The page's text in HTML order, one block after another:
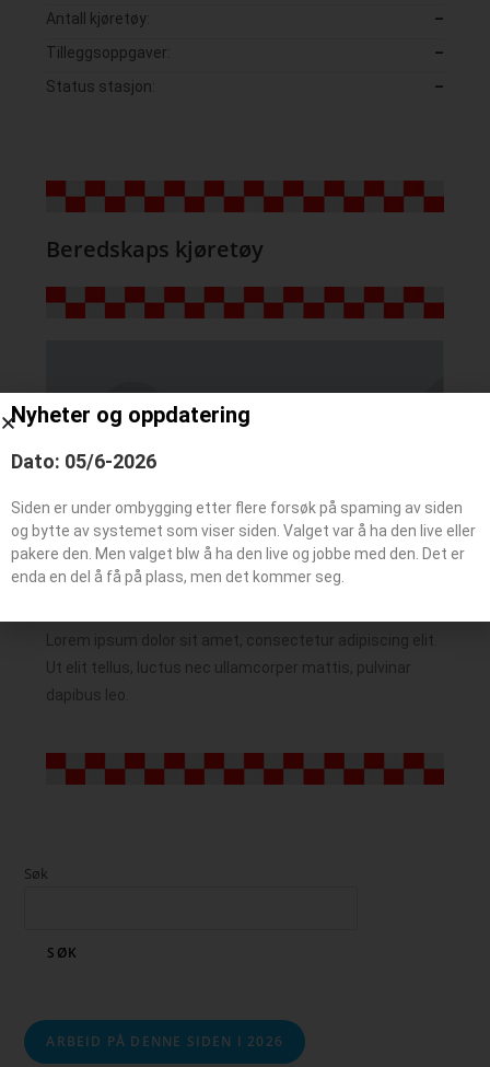
Antall kjøretøy:
–
Tilleggsoppgaver:
–
Status stasjon:
–
Beredskaps kjøretøy
Lorem ipsum dolor sit amet, consectetur adipiscing elit.
Ut elit tellus, luctus nec ullamcorper mattis, pulvinar
dapibus leo.
Søk
SØK
ARBEID PÅ DENNE SIDEN I 2026
Nyheter og oppdatering
Dato: 05/6-2026
Siden er under ombygging etter flere forsøk på spaming av siden
og bytte av systemet som viser siden. Valget var å ha den live eller
pakere den. Men valget blw å ha den live og jobbe med den. Det er
enda en del å få på plass, men det kommer seg.